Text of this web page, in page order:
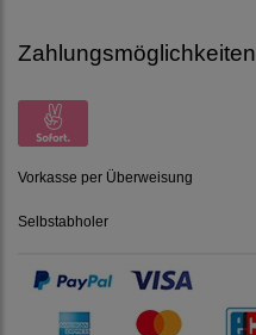
Zahlungsmöglichkeiten
Vorkasse per Überweisung
Selbstabholer